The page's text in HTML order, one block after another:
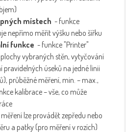
místech - funkce
nepřímo měřit výšku nebo šířku
funkce - funkce "Printer"
vybraných stěn, vytyčování
úseků na jedné linii
průběžné měření, min. – max.,
kalibrace – vše, co může
lze provádět zepředu nebo
a patky (pro měření v rozích)